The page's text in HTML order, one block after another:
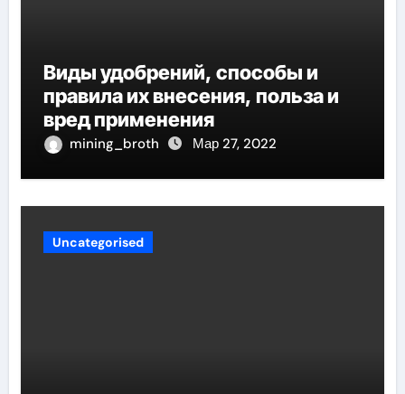
Виды удобрений, способы и
правила их внесения, польза и
вред применения
mining_broth Мар 27, 2022
Uncategorised